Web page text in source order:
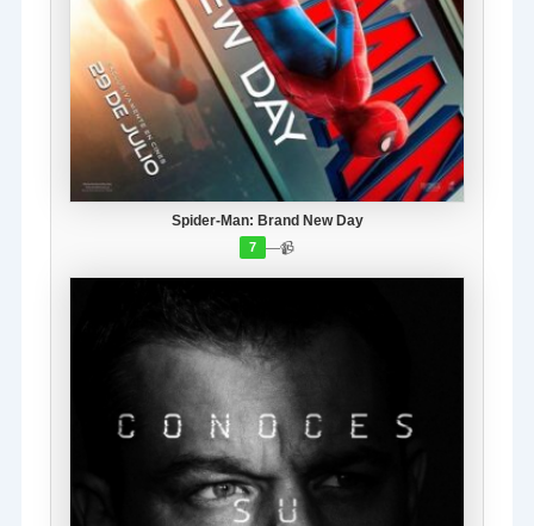
Spider-Man: Brand New Day
7 —📹